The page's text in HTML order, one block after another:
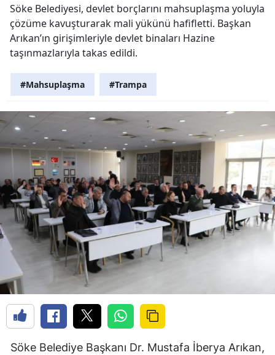
Söke Belediyesi, devlet borçlarını mahsuplaşma yoluyla
çözüme kavuşturarak mali yükünü hafifletti. Başkan
Arıkan’ın girişimleriyle devlet binaları Hazine
taşınmazlarıyla takas edildi.
#Mahsuplaşma #Trampa
Söke Belediye Başkanı Dr. Mustafa İberya Arıkan,